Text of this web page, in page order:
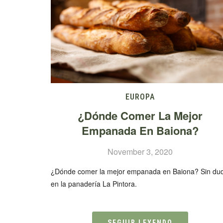
EUROPA
¿Dónde Comer La Mejor
Empanada En Baiona?
November 3, 2020
¿Dónde comer la mejor empanada en Baiona? Sin
en la panadería La Pintora.